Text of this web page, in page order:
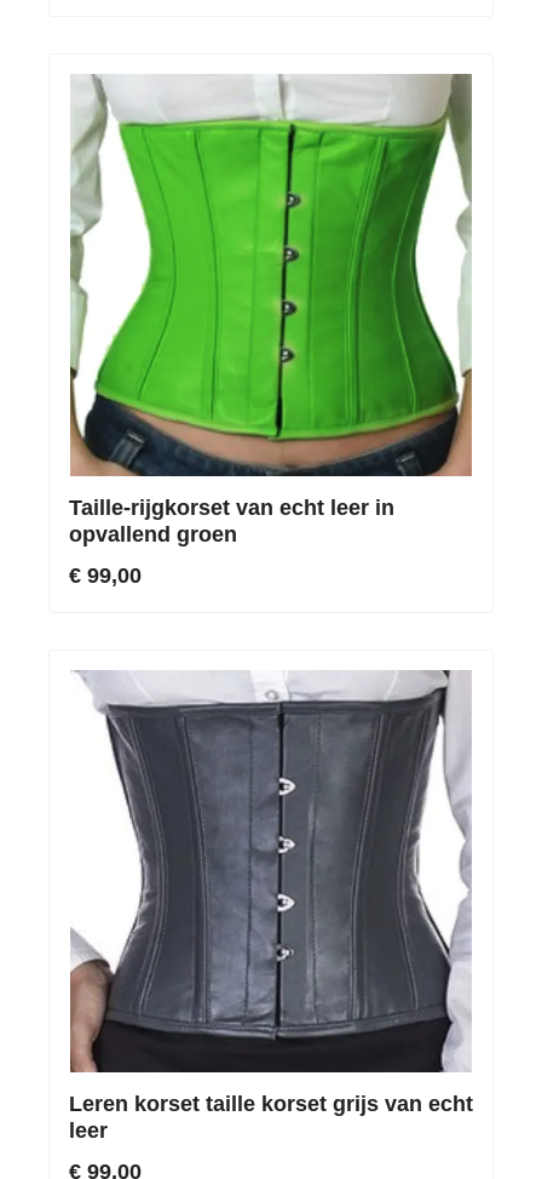
Taille-rijgkorset van echt leer in
opvallend groen
€ 99,00
Leren korset taille korset grijs van echt
leer
€ 99,00